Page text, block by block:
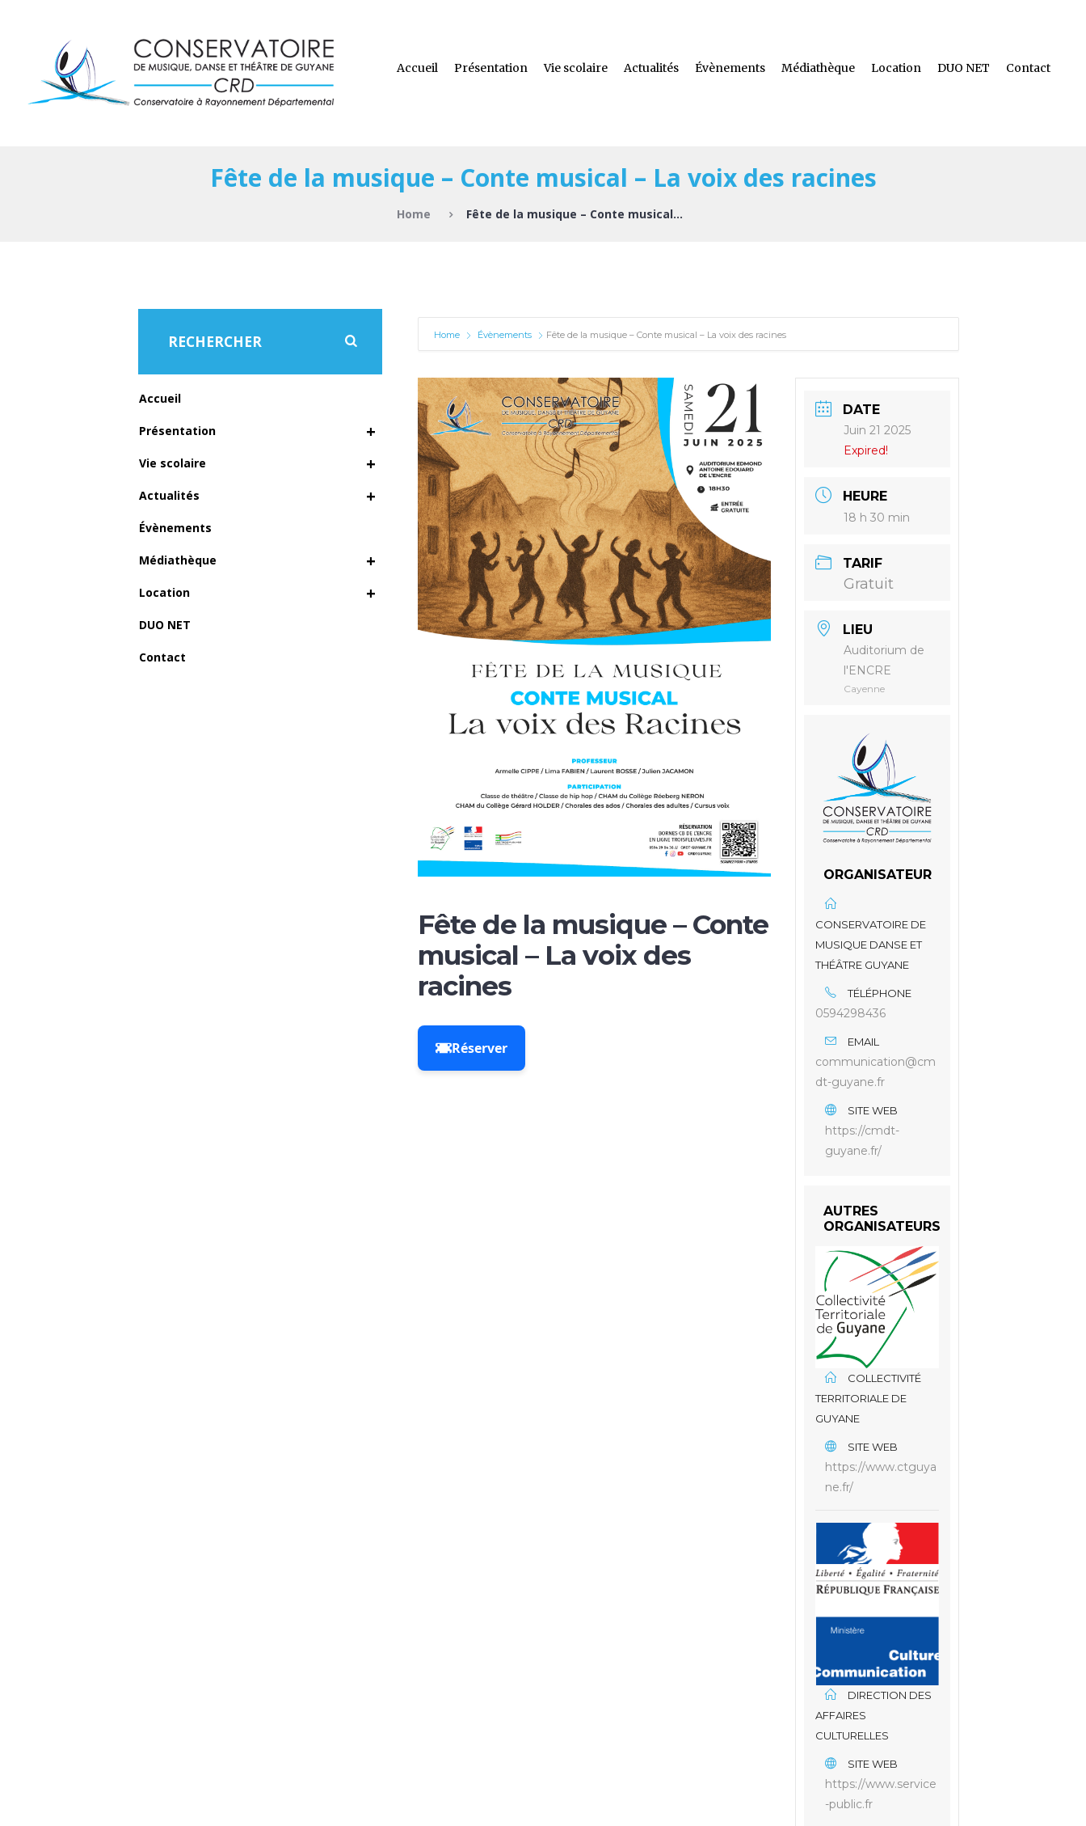
Accueil Présentation Vie scolaire Actualités Évènements Médiathèque Location DUO NET Contact
Fête de la musique – Conte musical – La voix des racines
Home Fête de la musique – Conte musical...
Home Évènements Fête de la musique – Conte musical – La voix des racines
Fête de la musique – Conte
musical – La voix des
racines
Réserver
DATE
Juin 21 2025
Expired!
HEURE
18 h 30 min
TARIF
Gratuit
LIEU
Auditorium de
l'ENCRE
Cayenne
ORGANISATEUR
CONSERVATOIRE DE
MUSIQUE DANSE ET
THÉÂTRE GUYANE
TÉLÉPHONE
0594298436
EMAIL
communication@cm
dt-guyane.fr
SITE WEB
https://cmdt-
guyane.fr/
AUTRES
ORGANISATEURS
COLLECTIVITÉ
TERRITORIALE DE
GUYANE
SITE WEB
https://www.ctguya
ne.fr/
DIRECTION DES
AFFAIRES
CULTURELLES
SITE WEB
https://www.service
-public.fr
Accueil
+
Présentation
+
Vie scolaire
+
Actualités
Évènements
+
Médiathèque
+
Location
DUO NET
Contact